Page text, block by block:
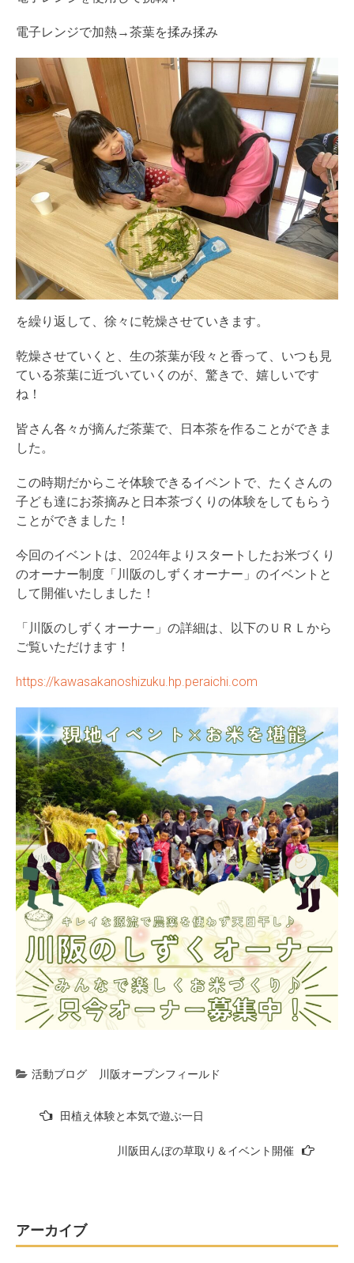
電子レンジで加熱→茶葉を揉み揉み
を繰り返して、徐々に乾燥させていきます。
乾燥させていくと、生の茶葉が段々と香って、いつも見
ている茶葉に近づいていくのが、驚きで、嬉しいです
ね！
皆さん各々が摘んだ茶葉で、日本茶を作ることができま
した。
この時期だからこそ体験できるイベントで、たくさんの
子ども達にお茶摘みと日本茶づくりの体験をしてもらう
ことができました！
今回のイベントは、2024年よりスタートしたお米づくり
のオーナー制度「川阪のしずくオーナー」のイベントと
して開催いたしました！
「川阪のしずくオーナー」の詳細は、以下のＵＲＬから
ご覧いただけます！
https://kawasakanoshizuku.hp.peraichi.com
活動ブログ 川阪オープンフィールド
ー
シ
田植え体験と本気で遊ぶ一日
川阪田んぼの草取り＆イベント開催
アーカイブ